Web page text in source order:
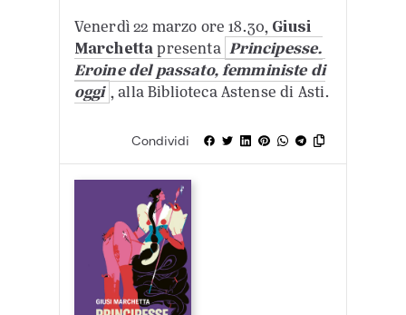
Venerdì 22 marzo ore 18.30, Giusi
Marchettapresenta Principesse.
Eroine del passato, femministe di
oggi , alla Biblioteca Astense di Asti.
Condividi